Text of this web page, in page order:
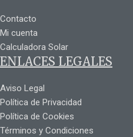
Contacto
Mi cuenta
Calculadora Solar
ENLACES LEGALES
Aviso Legal
Política de Privacidad
Política de Cookies
Términos y Condiciones